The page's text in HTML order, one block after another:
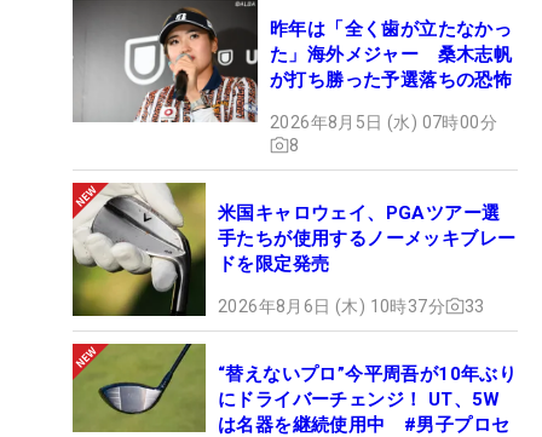
劇を起こせるか、日本中が注目している。
昨年は「全く歯が立たなかっ
た」海外メジャー 桑木志帆
が打ち勝った予選落ちの恐怖
2026年8月5日 (水) 07時00分
8
米国キャロウェイ、PGAツアー選
手たちが使用するノーメッキブレー
ドを限定発売
2026年8月6日 (木) 10時37分 33
“替えないプロ”今平周吾が10年ぶり
にドライバーチェンジ！ UT、5W
は名器を継続使用中 #男子プロセ